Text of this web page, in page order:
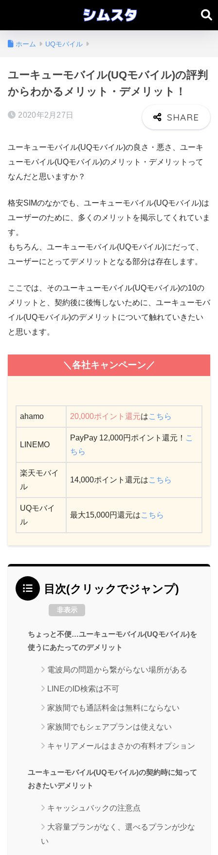
ホーム UQモバイル
ユーキューモバイル(UQモバイル)の評判
からわかるメリット・デメリット！
2020年2月27日
ユーキューモバイル(UQモバイル)の良さ・悪さ、ユーキ
ューモバイル(UQモバイル)のメリット・デメリットって
なんだと思いますか？
格安SIMのなかでも、ユーキューモバイル(UQモバイル)は
ユーザーのために、多くのメリットを掲示してくれていま
す。
もちろん、ユーキューモバイル(UQモバイル)にだって、
ユーザーにとってデメリットとなる部分は存在します。
ここでは、そのユーキューモバイル(UQモバイル)の10の
メリットと、契約後に後悔しないために、ユーキューモバ
イル(UQモバイル)のデメリットについて触れていきたい
と思います。
＼各社キャンペーン／
ahamo 20,000ポイント還元はこちら
LINEMO
PayPay 12,000円ポイント還元！ こ
ちら
楽天モバイ
ル
14,000ポイント還元はこちら
UQモバイ
ル
最大15,000円還元はこちら
目次(クリックでジャンプ)
非表示
ちょっと不便…ユーキューモバイル(UQモバイル)を
使うにあたってのデメリット
電波局の問題から繋がらない場所がある
LINEのID検索は不可
家族間でも通話料金は無料にならない
家族間でもシェアプランは使えない
キャリアメールはまさかの有料オプション
ユーキューモバイル(UQモバイル)の契約時に知って
おきたいデメリット
キャッシュバックの注意点
大容量プランがなく、選べるプランが少な
い